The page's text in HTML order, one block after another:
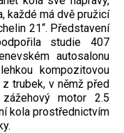
každé má dvě pružicí
21“. Představení
studie 407
autosalonu
kompozitovou
trubek, v němž před
motor 2.5
kola prostřednictvím